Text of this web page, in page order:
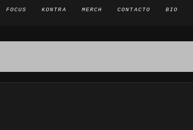
FOCUS KONTRA MERCH CONTACTO BIO